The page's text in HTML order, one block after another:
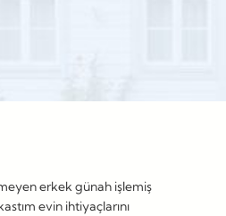
erkek günah işlemiş
evin ihtiyaçlarını